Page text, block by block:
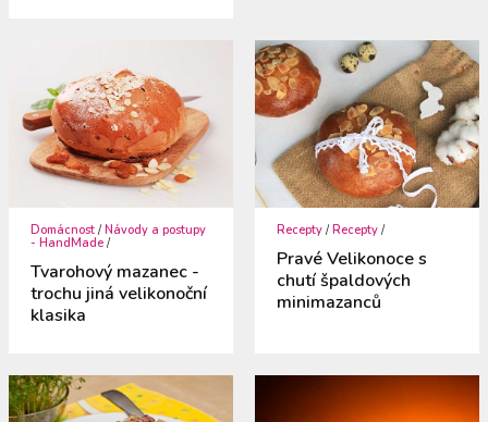
Domácnost /Návody a postupy
- HandMade /
Tvarohový mazanec -
trochu jiná velikonoční
klasika
Recepty /Recepty /
Pravé Velikonoce s
chutí špaldových
minimazanců